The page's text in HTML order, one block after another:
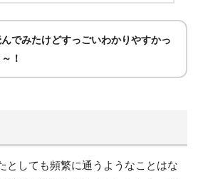
でみたけどすっごいわかりやすかっ
！
としても頻繁に通うようなことはな